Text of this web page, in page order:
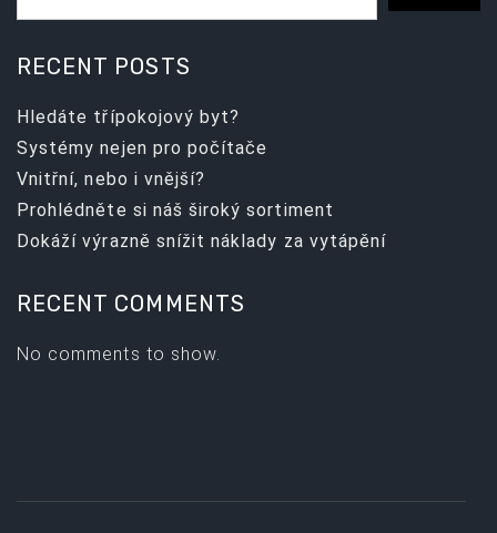
RECENT POSTS
Hledáte třípokojový byt?
Systémy nejen pro počítače
Vnitřní, nebo i vnější?
Prohlédněte si náš široký sortiment
Dokáží výrazně snížit náklady za vytápění
RECENT COMMENTS
No comments to show.